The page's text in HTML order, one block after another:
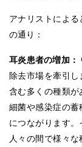
アナリストによ
の通り：
耳炎患者の増加：
除去市場を牽引
含む多くの種類が
細菌や感染症の
につながります
人々の間で様々